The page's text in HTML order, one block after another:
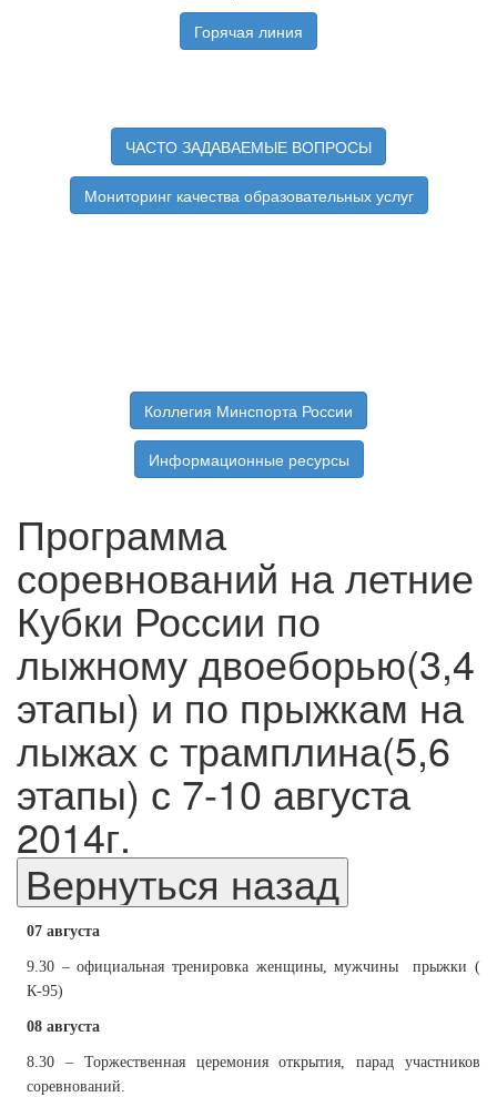
Горячая линия
ЧАСТО ЗАДАВАЕМЫЕ ВОПРОСЫ
Мониторинг качества образовательных услуг
Коллегия Минспорта России
Информационные ресурсы
Программа
соревнований на летние
Кубки России по
лыжному двоеборью(3,4
этапы) и по прыжкам на
лыжах с трамплина(5,6
этапы) с 7-10 августа
2014г.
07 августа
9.30 – официальная тренировка женщины, мужчины
прыжки (
К-95)
08 августа
8.30 – Торжественная церемония открытия, парад участников
соревнований.